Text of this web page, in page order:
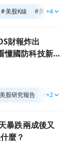
#美股K線 #美股 #
+4
營收成長！一文
財報炸出
懂國防科技新
股研究報告 #美股個
+2
速反彈，市場在
暴跌兩成後又
麼？